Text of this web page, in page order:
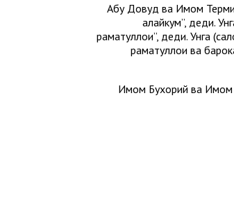
Абу Довуд ва Имом
алайкум”, деди.
раҳматуллоҳи”, деди. Унга
раҳматуллоҳи ва
Имом Бухорий ва Имом